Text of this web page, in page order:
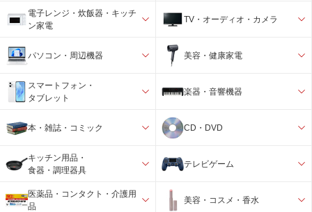
電子レンジ・炊飯器・キッチ
ン家電
TV・オーディオ・カメラ
パソコン・周辺機器 美容・健康家電
スマートフォン・
タブレット
楽器・音響機器
本・雑誌・コミック CD・DVD
キッチン用品・
食器・調理器具
テレビゲーム
医薬品・コンタクト・介護用
品
美容・コスメ・香水